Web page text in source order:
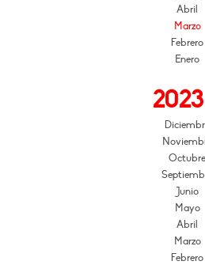
Abril
Marzo
Febrero
Enero
2023
Octubre
Junio
Mayo
Abril
Marzo
Febrero